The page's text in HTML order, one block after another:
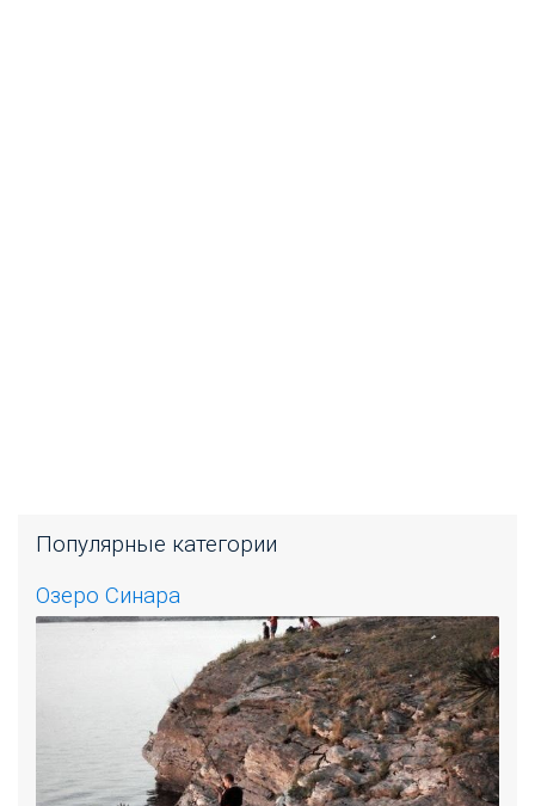
Популярные категории
Озеро Синара